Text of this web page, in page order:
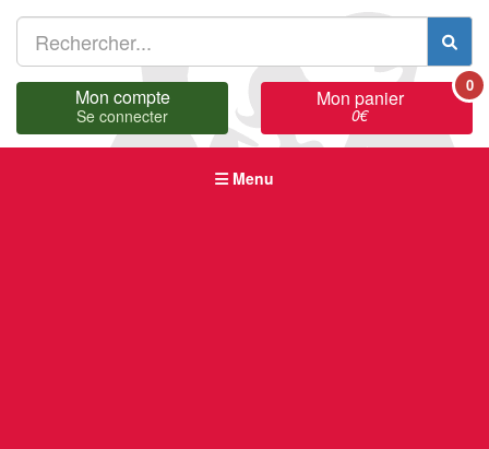
Mon compte
Se connecter
Mon panier
0€
0
Menu